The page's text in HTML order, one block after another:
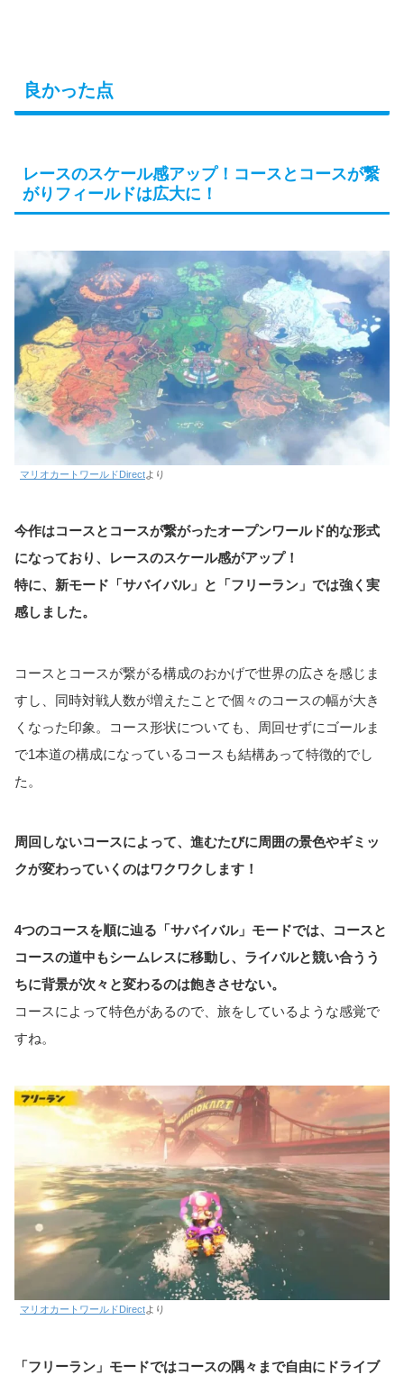
良かった点
レースのスケール感アップ！コースとコースが繋
がりフィールドは広大に！
マリオカートワールドDirectより
今作はコースとコースが繋がったオープンワールド的な形式
になっており、レースのスケール感がアップ！
特に、新モード「サバイバル」と「フリーラン」では強く実
感しました。
コースとコースが繋がる構成のおかげで世界の広さを感じま
すし、同時対戦人数が増えたことで個々のコースの幅が大き
くなった印象。コース形状についても、周回せずにゴールま
で1本道の構成になっているコースも結構あって特徴的でし
た。
周回しないコースによって、進むたびに周囲の景色やギミッ
クが変わっていくのはワクワクします！
4つのコースを順に辿る「サバイバル」モードでは、コースと
コースの道中もシームレスに移動し、ライバルと競い合うう
ちに背景が次々と変わるのは飽きさせない。
コースによって特色があるので、旅をしているような感覚で
すね。
マリオカートワールドDirectより
「フリーラン」モードではコースの隅々まで自由にドライブ